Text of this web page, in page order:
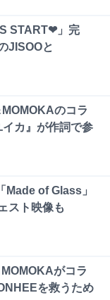
START❤」完
JISOOと
のコラ
カ』が作詞で参
Made of Glass」
スト映像も
がコラ
を救うため